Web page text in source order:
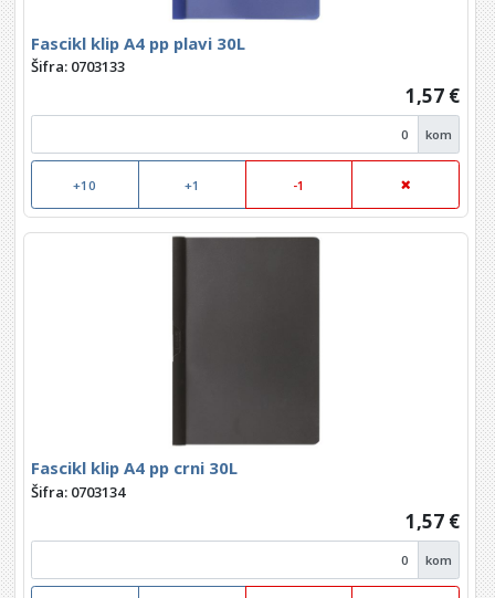
Fascikl klip A4 pp plavi 30L
Šifra: 0703133
1,57 €
kom
+10 +1 -1
Fascikl klip A4 pp crni 30L
Šifra: 0703134
1,57 €
kom